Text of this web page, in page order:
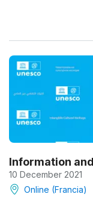
Information
10 December 2021
Online (Francia)